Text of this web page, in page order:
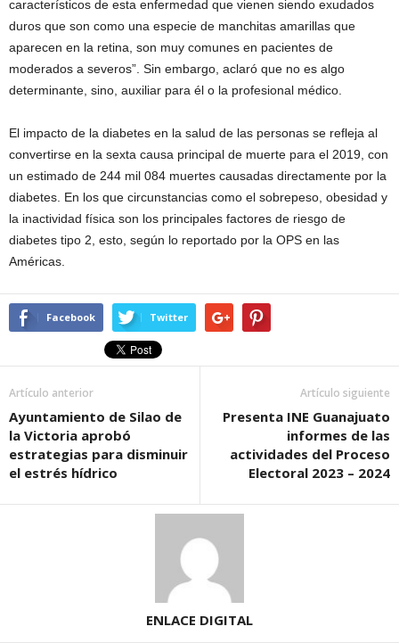
característicos de esta enfermedad que vienen siendo exudados
duros que son como una especie de manchitas amarillas que
aparecen en la retina, son muy comunes en pacientes de
moderados a severos”. Sin embargo, aclaró que no es algo
determinante, sino, auxiliar para él o la profesional médico.
El impacto de la diabetes en la salud de las personas se refleja al
convertirse en la sexta causa principal de muerte para el 2019, con
un estimado de 244 mil 084 muertes causadas directamente por la
diabetes. En los que circunstancias como el sobrepeso, obesidad y
la inactividad física son los principales factores de riesgo de
diabetes tipo 2, esto, según lo reportado por la OPS en las
Américas.
Facebook Twitter
Artículo anterior
Ayuntamiento de Silao de
la Victoria aprobó
estrategias para disminuir
el estrés hídrico
Artículo siguiente
Presenta INE Guanajuato
informes de las
actividades del Proceso
Electoral 2023 – 2024
ENLACE DIGITAL